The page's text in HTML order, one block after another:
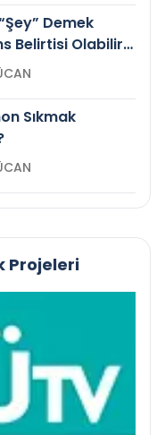
Demek
Belirtisi Olabilir
Sıkmak
Projeleri